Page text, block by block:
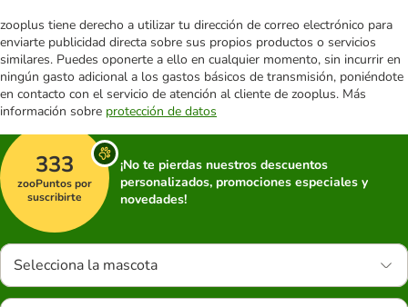
zooplus tiene derecho a utilizar tu dirección de correo electrónico para
enviarte publicidad directa sobre sus propios productos o servicios
similares. Puedes oponerte a ello en cualquier momento, sin incurrir en
ningún gasto adicional a los gastos básicos de transmisión, poniéndote
en contacto con el servicio de atención al cliente de zooplus. Más
información sobre protección de datos
333
zooPuntos por
suscribirte
¡No te pierdas nuestros descuentos
personalizados, promociones especiales y
novedades!
Selecciona la mascota